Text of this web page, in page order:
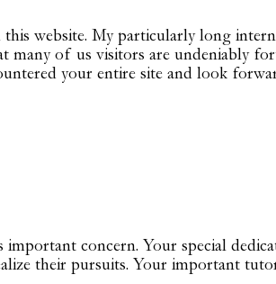
website. My particularly long
many of us visitors are undeniably
your entire site and look
concern. Your special
their pursuits. Your important